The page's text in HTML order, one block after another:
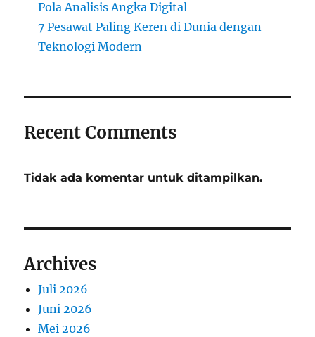
Pola Analisis Angka Digital
7 Pesawat Paling Keren di Dunia dengan
Teknologi Modern
Recent Comments
Tidak ada komentar untuk ditampilkan.
Archives
Juli 2026
Juni 2026
Mei 2026